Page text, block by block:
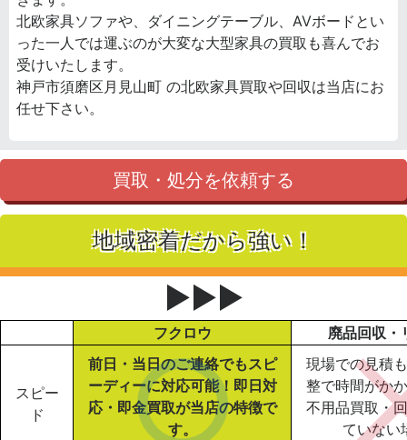
北欧家具ソファや、ダイニングテーブル、AVボードとい
った一人では運ぶのが大変な大型家具の買取も喜んでお
受けいたします。
神戸市須磨区月見山町 の北欧家具買取や回収は当店にお
任せ下さい。
買取・処分を依頼する
地域密着だから強い！
▶▶▶
フクロウ 廃品回収・
スピー
ド
前日・当日のご連絡でもスピ
ーディーに対応可能！即日対
応・即金買取が当店の特徴で
す。
現場での見積
整で時間がか
不用品買取・
ていない